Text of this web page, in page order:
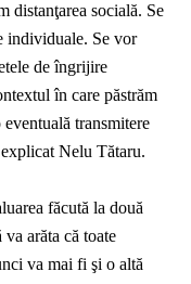
distanţarea socială. Se
individuale. Se vor
de îngrijire
în care păstrăm
transmitere
Nelu Tătaru.
făcută la două
arăta că toate
va mai fi şi o altă